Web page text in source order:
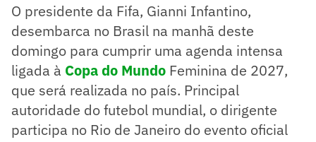
O presidente da Fifa, Gianni Infantino,
desembarca no Brasil na manhã deste
domingo para cumprir uma agenda intensa
ligada à Copa do Mundo Feminina de 2027,
que será realizada no país. Principal
autoridade do futebol mundial, o dirigente
participa no Rio de Janeiro do evento oficial